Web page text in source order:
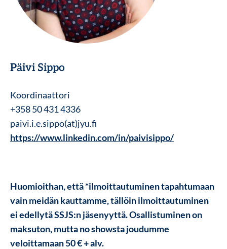
Päivi Sippo
Koordinaattori
+358 50 431 4336
paivi.i.e.sippo(at)jyu.fi
https://www.linkedin.com/in/paivisippo/
Huomioithan, että *ilmoittautuminen tapahtumaan
vain meidän kauttamme, tällöin ilmoittautuminen
ei edellytä SSJS:n jäsenyyttä. Osallistuminen on
maksuton, mutta no showsta joudumme
veloittamaan 50 € + alv.